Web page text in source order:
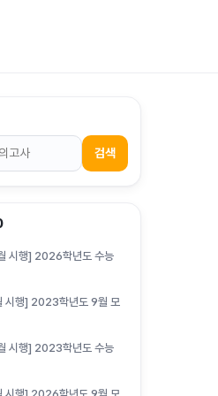
검색
시행] 2026학년도 수능
행] 2023학년도 9월 모
시행] 2023학년도 수능